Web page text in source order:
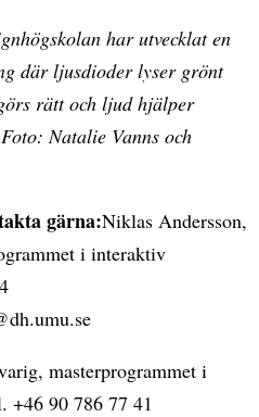
har utvecklat en
där ljusdioder lyser grönt
rätt och ljud hjälper
Natalie Vanns och
gärna:Niklas Andersson,
i interaktiv
masterprogrammet i
+46 90 786 77 41